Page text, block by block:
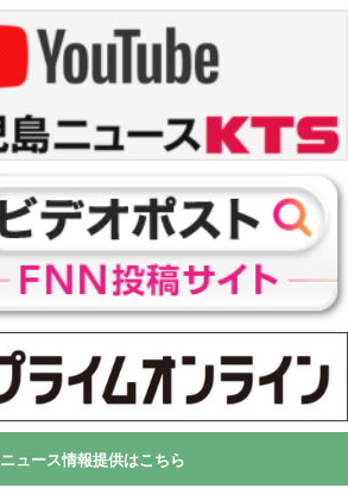
ニュース情報提供はこちら